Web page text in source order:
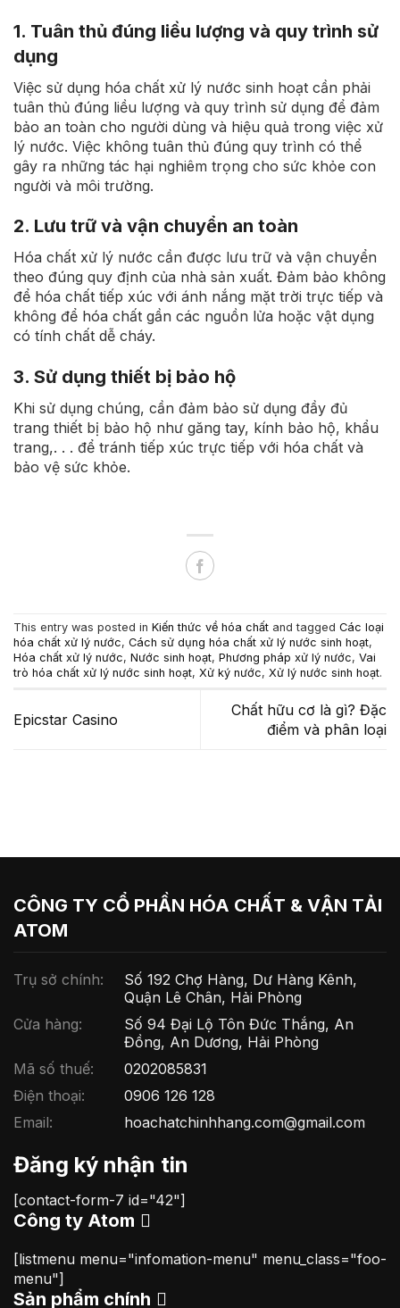
1. Tuân thủ đúng liều lượng và quy trình sử
dụng
Việc sử dụng hóa chất xử lý nước sinh hoạt cần phải
tuân thủ đúng liều lượng và quy trình sử dụng để đảm
bảo an toàn cho người dùng và hiệu quả trong việc xử
lý nước. Việc không tuân thủ đúng quy trình có thể
gây ra những tác hại nghiêm trọng cho sức khỏe con
người và môi trường.
2. Lưu trữ và vận chuyển an toàn
Hóa chất xử lý nước cần được lưu trữ và vận chuyển
theo đúng quy định của nhà sản xuất. Đảm bảo không
để hóa chất tiếp xúc với ánh nắng mặt trời trực tiếp và
không để hóa chất gần các nguồn lửa hoặc vật dụng
có tính chất dễ cháy.
3. Sử dụng thiết bị bảo hộ
Khi sử dụng chúng, cần đảm bảo sử dụng đầy đủ
trang thiết bị bảo hộ như găng tay, kính bảo hộ, khẩu
trang,. . . để tránh tiếp xúc trực tiếp với hóa chất và
bảo vệ sức khỏe.
This entry was posted in Kiến thức về hóa chất and tagged Các loại
hóa chất xử lý nước, Cách sử dụng hóa chất xử lý nước sinh hoạt,
Hóa chất xử lý nước, Nước sinh hoạt, Phương pháp xử lý nước, Vai
trò hóa chất xử lý nước sinh hoạt, Xử ký nước, Xử lý nước sinh hoạt.
Epicstar Casino
Chất hữu cơ là gì? Đặc
điểm và phân loại
CÔNG TY CỔ PHẦN HÓA CHẤT & VẬN TẢI
ATOM
Trụ sở chính:
Số 192 Chợ Hàng, Dư Hàng Kênh,
Quận Lê Chân, Hải Phòng
Cửa hàng:
Số 94 Đại Lộ Tôn Đức Thắng, An
Đồng, An Dương, Hải Phòng
Mã số thuế:
0202085831
Điện thoại:
0906 126 128
Email:
hoachatchinhhang.com@gmail.com
Đăng ký nhận tin
[contact-form-7 id="42"]
Công ty Atom
[listmenu menu="infomation-menu" menu_class="foo-
menu"]
Sản phẩm chính